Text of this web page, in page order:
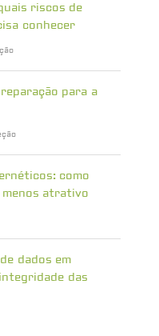
riscos de
conhecer
para a
como
atrativo
dados em
das